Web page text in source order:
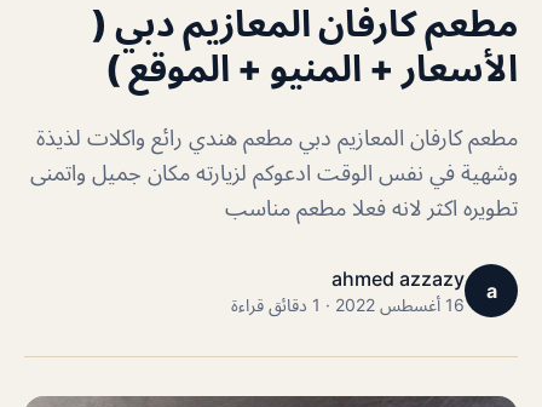
مطعم كارفان المعازيم دبي (
الأسعار + المنيو + الموقع )
مطعم كارفان المعازيم دبي مطعم هندي رائع واكلات لذيذة
وشهية في نفس الوقت ادعوكم لزيارته مكان جميل واتمنى
تطويره اكثر لانه فعلا مطعم مناسب
a
ahmed azzazy
16 أغسطس 2022 · 1 دقائق قراءة